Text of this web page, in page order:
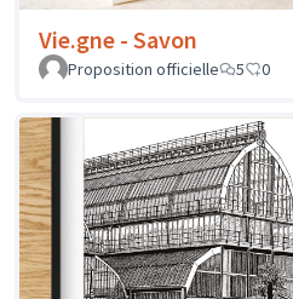
Vie.gne - Savon
Proposition officielle 5 0